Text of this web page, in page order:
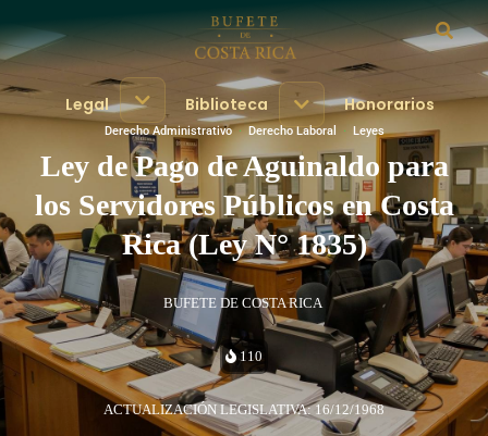
Legal Biblioteca Honorarios
Derecho Administrativo·Derecho Laboral · Leyes
Ley de Pago de Aguinaldo para
los Servidores Públicos en Costa
Rica (Ley N° 1835)
BUFETE DE COSTA RICA
110
ACTUALIZACIÓN LEGISLATIVA: 16/12/1968